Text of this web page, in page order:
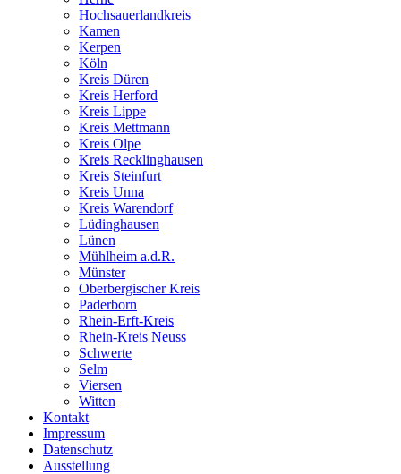
Hochsauerlandkreis
Kamen
Kerpen
Köln
Kreis Düren
Kreis Herford
Kreis Lippe
Kreis Mettmann
Kreis Olpe
Kreis Recklinghausen
Kreis Steinfurt
Kreis Unna
Kreis Warendorf
Lüdinghausen
Lünen
Mühlheim a.d.R.
Münster
Oberbergischer Kreis
Paderborn
Rhein-Erft-Kreis
Rhein-Kreis Neuss
Schwerte
Selm
Viersen
Witten
Kontakt
Impressum
Datenschutz
Ausstellung